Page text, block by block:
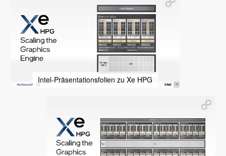
Intel-Präsentationsfolien zu Xe HPG